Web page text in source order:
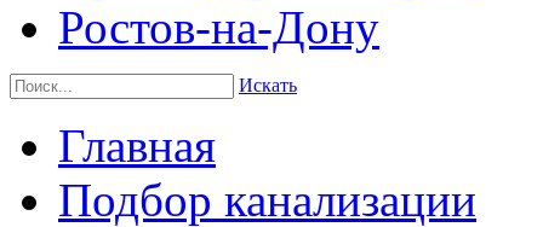
Ростов-на-Дону
Искать
Главная
Подбор канализации